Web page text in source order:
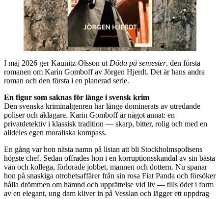
I maj 2026 ger Kaunitz-Olsson ut Döda på semester, den första
romanen om Karin Gomboff av Jörgen Hjerdt. Det är hans andra
roman och den första i en planerad serie.
En figur som saknas för länge i svensk krim
Den svenska kriminalgenren har länge dominerats av utredande
poliser och åklagare. Karin Gomboff är något annat: en
privatdetektiv i klassisk tradition — skarp, bitter, rolig och med en
alldeles egen moraliska kompass.
En gång var hon nästa namn på listan att bli Stockholmspolisens
högste chef. Sedan offrades hon i en korruptionsskandal av sin bästa
vän och kollega, förlorade jobbet, mannen och dottern. Nu spanar
hon på snaskiga otrohetsaffärer från sin rosa Fiat Panda och försöker
hålla drömmen om hämnd och upprättelse vid liv — tills ödet i form
av en elegant, ung dam kliver in på Vesslan och lägger ett uppdrag